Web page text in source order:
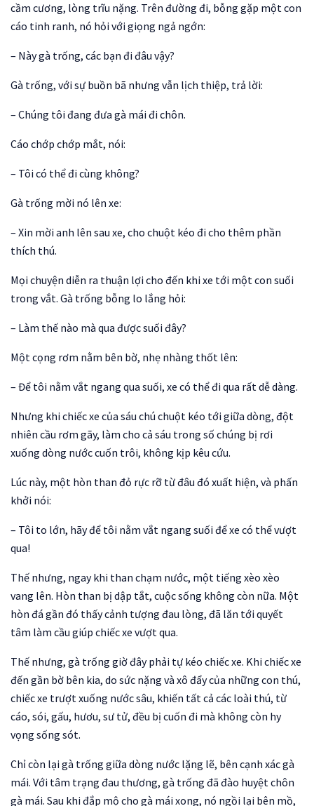
cầm cương, lòng trĩu nặng. Trên đường đi, bỗng gặp một con
cáo tinh ranh, nó hỏi với giọng ngả ngớn:
– Này gà trống, các bạn đi đâu vậy?
Gà trống, với sự buồn bã nhưng vẫn lịch thiệp, trả lời:
– Chúng tôi đang đưa gà mái đi chôn.
Cáo chớp chớp mắt, nói:
– Tôi có thể đi cùng không?
Gà trống mời nó lên xe:
– Xin mời anh lên sau xe, cho chuột kéo đi cho thêm phần
thích thú.
Mọi chuyện diễn ra thuận lợi cho đến khi xe tới một con suối
trong vắt. Gà trống bỗng lo lắng hỏi:
– Làm thế nào mà qua được suối đây?
Một cọng rơm nằm bên bờ, nhẹ nhàng thốt lên:
– Để tôi nằm vắt ngang qua suối, xe có thể đi qua rất dễ dàng.
Nhưng khi chiếc xe của sáu chú chuột kéo tới giữa dòng, đột
nhiên cầu rơm gãy, làm cho cả sáu trong số chúng bị rơi
xuống dòng nước cuốn trôi, không kịp kêu cứu.
Lúc này, một hòn than đỏ rực rỡ từ đâu đó xuất hiện, và phấn
khởi nói:
– Tôi to lớn, hãy để tôi nằm vắt ngang suối để xe có thể vượt
qua!
Thế nhưng, ngay khi than chạm nước, một tiếng xèo xèo
vang lên. Hòn than bị dập tắt, cuộc sống không còn nữa. Một
hòn đá gần đó thấy cảnh tượng đau lòng, đã lăn tới quyết
tâm làm cầu giúp chiếc xe vượt qua.
Thế nhưng, gà trống giờ đây phải tự kéo chiếc xe. Khi chiếc xe
đến gần bờ bên kia, do sức nặng và xô đẩy của những con thú,
chiếc xe trượt xuống nước sâu, khiến tất cả các loài thú, từ
cáo, sói, gấu, hươu, sư tử, đều bị cuốn đi mà không còn hy
vọng sống sót.
Chỉ còn lại gà trống giữa dòng nước lặng lẽ, bên cạnh xác gà
mái. Với tâm trạng đau thương, gà trống đã đào huyệt chôn
gà mái. Sau khi đắp mộ cho gà mái xong, nó ngồi lại bên mồ,